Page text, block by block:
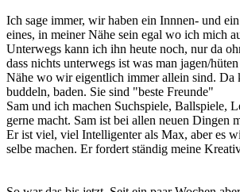
Ich sage immer, wir haben ein Innnen- und
eines, in meiner Nähe sein egal wo ich mich
Unterwegs kann ich ihn heute noch, nur da
dass nichts unterwegs ist was man jagen/
Nähe wo wir eigentlich immer allein sind. Da
buddeln, baden. Sie sind "beste Freunde"
Sam und ich machen Suchspiele, Ballspiele,
gerne macht. Sam ist bei allen neuen
Er ist viel, viel Intelligenter als Max, aber es
selbe machen. Er fordert ständig meine